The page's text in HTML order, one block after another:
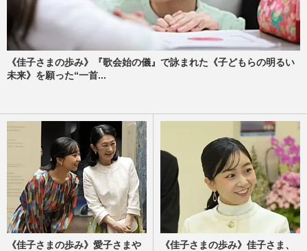
《佳子さまの歩み》『歌会始の儀』で詠まれた《子どもらの明るい
未来》を願った“一首...
《佳子さまの歩み》愛子さまや
《佳子さまの歩み》佳子さま、